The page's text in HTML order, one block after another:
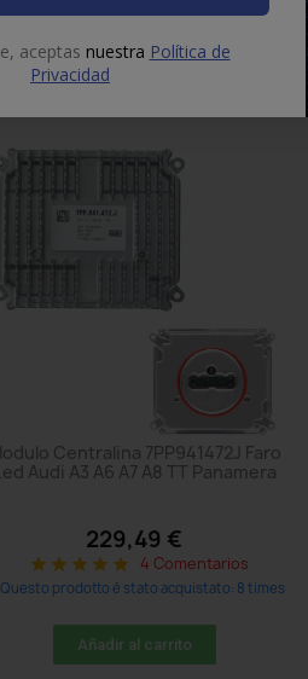
Centralina 7PP941472J Faro
Audi A3 A6 A7 A8 TT Panamera
229,49 €
star star star star star 4 Comentarios
Questo prodotto è stato acquistato: 8 times
Añadir al carrito
aceptas nuestra Política de
Privacidad